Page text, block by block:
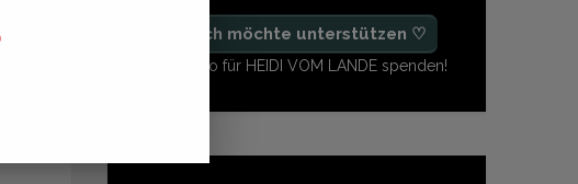
♡ Ja, ich möchte unterstützen ♡
Ab 1,- Euro für HEIDI VOM LANDE spenden!